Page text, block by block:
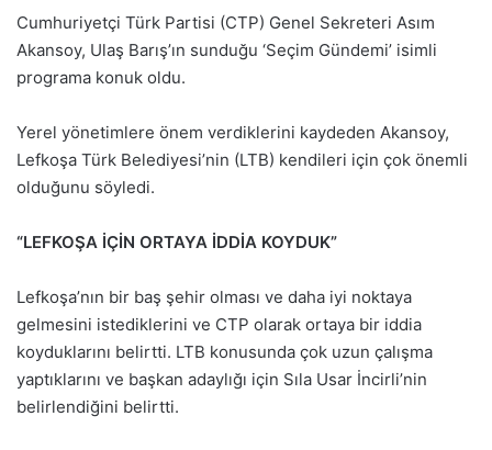
Cumhuriyetçi Türk Partisi (CTP) Genel Sekreteri Asım
Akansoy, Ulaş Barış’ın sunduğu ‘Seçim Gündemi’ isimli
programa konuk oldu.
Yerel yönetimlere önem verdiklerini kaydeden Akansoy,
Lefkoşa Türk Belediyesi’nin (LTB) kendileri için çok önemli
olduğunu söyledi.
“LEFKOŞA İÇİN ORTAYA İDDİA KOYDUK”
Lefkoşa’nın bir baş şehir olması ve daha iyi noktaya
gelmesini istediklerini ve CTP olarak ortaya bir iddia
koyduklarını belirtti. LTB konusunda çok uzun çalışma
yaptıklarını ve başkan adaylığı için Sıla Usar İncirli’nin
belirlendiğini belirtti.